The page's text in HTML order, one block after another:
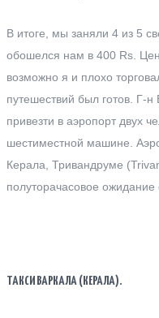
В итоге, мы заняли 4 из 5
обошелся нам в 400 Rs.
возможно я и плохо
путешествий был готов. Г-
привезти в аэропорт двух
шестиместной машине.
Керала, Тривандруме
полуторачасовое
ТАКСИ ВАРКАЛА (КЕРАЛА).